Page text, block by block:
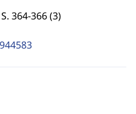
S. 364-366 (3)